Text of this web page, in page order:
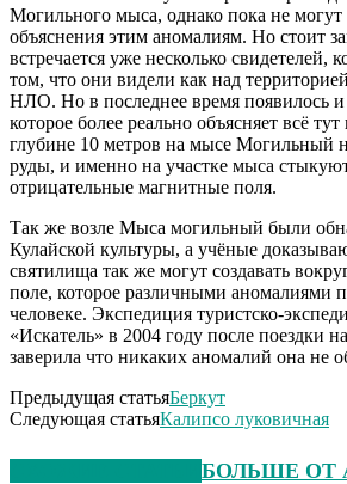
Могильного мыса, однако пока не могут
объяснения этим аномалиям. Но стоит
встречается уже несколько свидетелей,
том, что они видели как над
НЛО. Но в последнее время появилось и
которое более реально объясняет всё
глубине 10 метров на мысе Могильный
руды, и именно на участке мыса
отрицательные магнитные поля.
Так же возле Мыса могильный были
Кулайской культуры, а учёные
святилища так же могут создавать
поле, которое различными аномалиями
человеке. Экспедиция туристско-
«Искатель» в 2004 году после поездки
заверила что никаких аномалий она не
Предыдущая статьяБеркут
Следующая статьяКалипсо луковичная
БОЛЬШЕ ОТ